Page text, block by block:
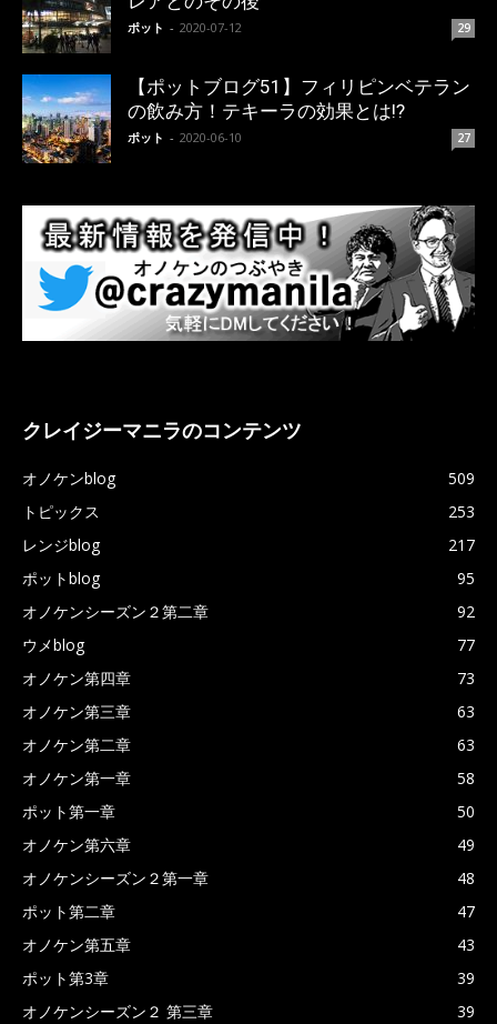
ポット - 2020-07-12 29
【ポットブログ51】フィリピンベテラン
の飲み方！テキーラの効果とは!?
ポット - 2020-06-10 27
クレイジーマニラのコンテンツ
オノケンblog
509
トピックス
253
レンジblog
217
ポットblog
95
オノケンシーズン２第二章
92
ウメblog
77
オノケン第四章
73
オノケン第三章
63
オノケン第二章
63
オノケン第一章
58
ポット第一章
50
オノケン第六章
49
オノケンシーズン２第一章
48
ポット第二章
47
オノケン第五章
43
ポット第3章
39
オノケンシーズン２ 第三章
39